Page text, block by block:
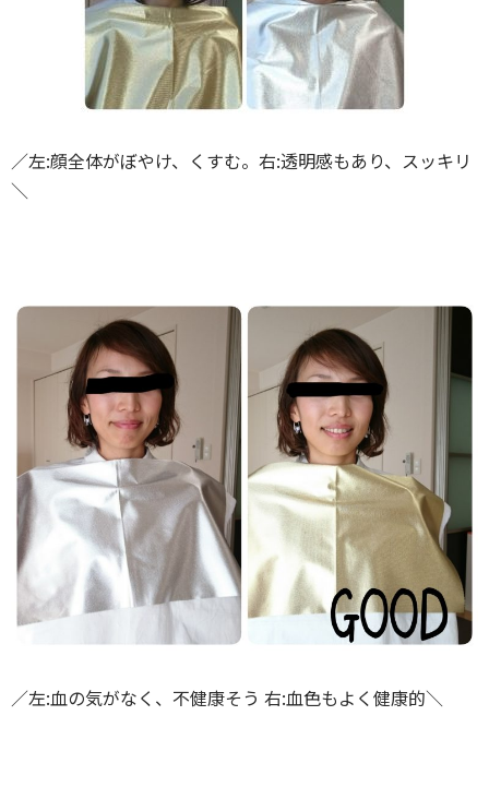
／左:顔全体がぼやけ、くすむ。右:透明感もあり、スッキリ
＼
／左:血の気がなく、不健康そう 右:血色もよく健康的＼